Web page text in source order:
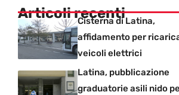
Articoli recenti
Cisterna di Latina,
affidamento per
veicoli elettrici
Latina, pubblicazione
graduatorie asili nido